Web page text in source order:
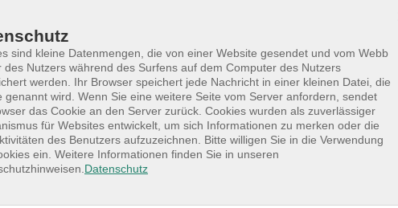
Justizgefangenen, deren Einsatz in der
in die 1980er Jahre anhielt.
wir das Leben der Gefangenen vor Ort. Bei einem
historischen Gebäude und das Gelände unter die Lupe:
noch über den Alltag der Gefangenen?
mit der Geschichte dieses Ortes um, der uns nun als
Outdoor-
25451
Outdoor 650
sind kleine Datenmengen, die von einer Website gesendet und vom Webb
des Nutzers während des Surfens auf dem Computer des Nutzers
werden. Ihr Browser speichert jede Nachricht in einer kleinen Datei, die
genannt wird. Wenn Sie eine weitere Seite vom Server anfordern, sendet
das Cookie an den Server zurück. Cookies wurden als zuverlässiger
für Websites entwickelt, um sich Informationen zu merken oder die
des Benutzers aufzuzeichnen. Bitte willigen Sie in die Verwendung
ein. Weitere Informationen finden Sie in unseren
Datenschutz